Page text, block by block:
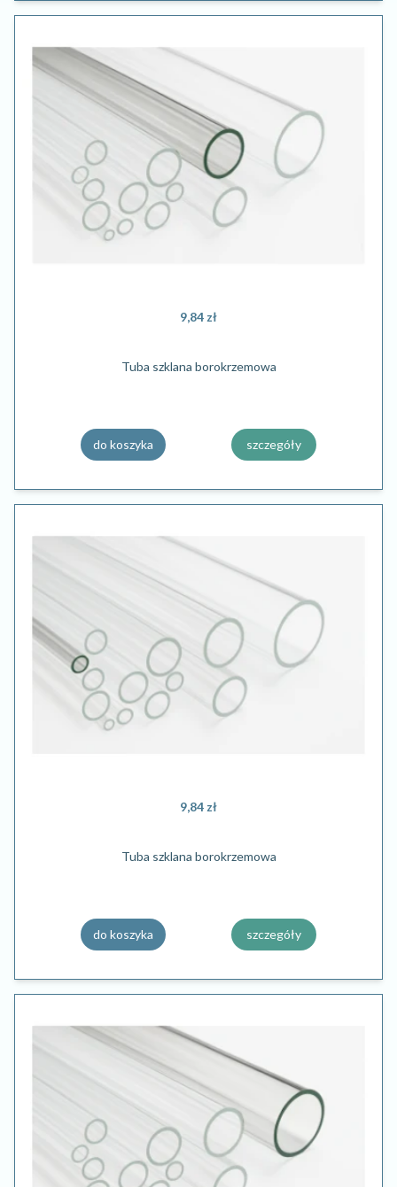
9,84 zł
Tuba szklana borokrzemowa
do koszyka szczegóły
9,84 zł
Tuba szklana borokrzemowa
do koszyka szczegóły